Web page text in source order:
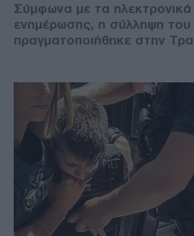
Σύμφωνα με τα
ενημέρωσης, η σύλληψη του
πραγματοποιήθηκε στην